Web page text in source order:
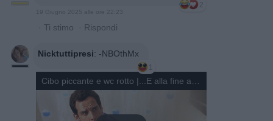
2
19 Giugno 2025 alle ore 22:23
· Ti stimo · Rispondi
Nicktuttipresi: -NBOthMx
1
Cibo piccante e wc rotto |...E alla fine arriva Polly | Clip in Italiano